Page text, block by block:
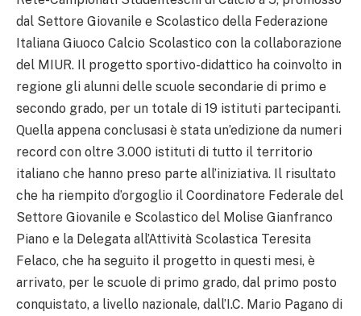
dal Settore Giovanile e Scolastico della Federazione
Italiana Giuoco Calcio Scolastico con la collaborazione
del MIUR. Il progetto sportivo-didattico ha coinvolto in
regione gli alunni delle scuole secondarie di primo e
secondo grado, per un totale di 19 istituti partecipanti.
Quella appena conclusasi è stata un’edizione da numeri
record con oltre 3.000 istituti di tutto il territorio
italiano che hanno preso parte all’iniziativa. Il risultato
che ha riempito d’orgoglio il Coordinatore Federale del
Settore Giovanile e Scolastico del Molise Gianfranco
Piano e la Delegata all’Attività Scolastica Teresita
Felaco, che ha seguito il progetto in questi mesi, è
arrivato, per le scuole di primo grado, dal primo posto
conquistato, a livello nazionale, dall’I.C. Mario Pagano di